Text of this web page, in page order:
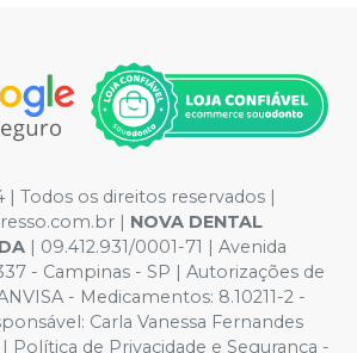
Todos os direitos reservados |
| NOVA DENTAL
| 09.412.931/0001-71 | Avenida
- Campinas - SP | Autorizações de
- Medicamentos: 8.10211-2 -
Carla Vanessa Fernandes
| Política de Privacidade e Segurança -